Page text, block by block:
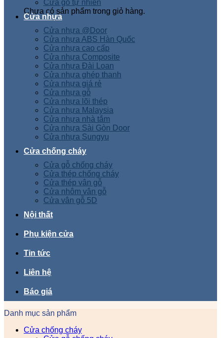
Chưa có sản phẩm trong giỏ hàng.
Cửa gỗ tự nhiên
Cửa nhựa
Cửa nhựa @Door
Cửa nhựa ABS Hàn Quốc
Cửa nhựa cao cấp
Cửa nhựa Composite
Cửa nhựa Đài Loan
Cửa nhựa ghép thanh
Cửa nhựa giá rẻ
Cửa nhựa gỗ
Cửa nhựa lõi thép
Cửa nhựa Malaysia
Cửa nhựa nhà tắm
Cửa nhựa Sài Gòn Door
Cửa nhựa Sungyu
Cửa chống cháy
Cửa gỗ chống cháy
Cửa thép chống cháy
Cửa thép vân gỗ
Cửa nhôm vân gỗ
Cửa vân gỗ 5D
Nội thất
Phụ kiện cửa
Tin tức
Liên hệ
Báo giá
Danh mục sản phẩm
Cửa chống cháy